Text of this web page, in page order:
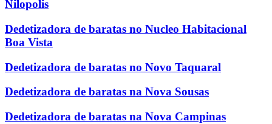
Nilopolis
Dedetizadora de baratas no Nucleo Habitacional
Boa Vista
Dedetizadora de baratas no Novo Taquaral
Dedetizadora de baratas na Nova Sousas
Dedetizadora de baratas na Nova Campinas